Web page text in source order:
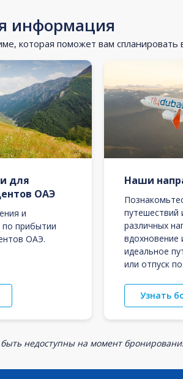
информация
которая поможет вам спланировать
для
ОАЭ
и
по прибытии
ОАЭ.
Наши
различных
вдохновение
идеальное
или отпуск
Узнать
недоступны на момент